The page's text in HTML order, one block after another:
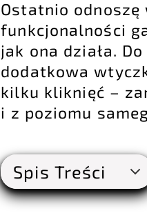
Ostatnio
funkcjonalności
jak ona działa.
dodatkowa
kilku kliknięć –
i z poziomu
Spis Treści